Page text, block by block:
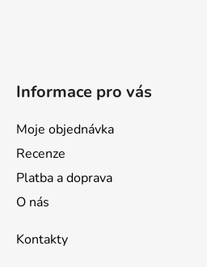
Informace pro vás
Moje objednávka
Recenze
Platba a doprava
O nás
Kontakty